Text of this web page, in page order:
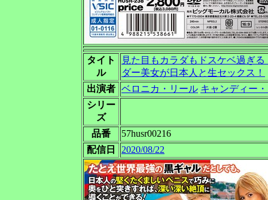
タイト
ル
見た目もカラダもドスケベ過ぎ
ダー美女が日本人と生セックス！
出演者 ベロニカ・リール キャンディー
シリー
ズ
品番
57husr00216
配信日
2020/08/22